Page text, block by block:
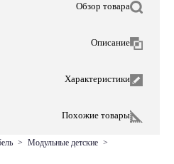
Обзор товара
Описание
Характеристики
Похожие товары
> модульные детские >